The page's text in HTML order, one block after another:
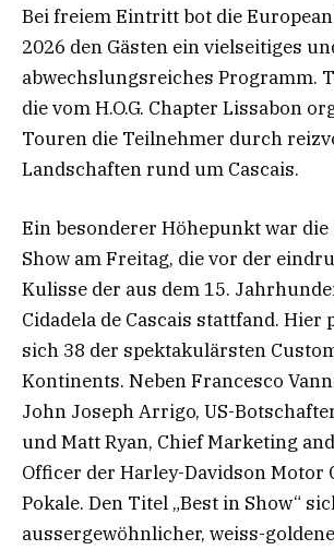
Bei freiem Eintritt bot die European
2026 den Gästen ein vielseitiges
abwechslungsreiches Programm.
die vom H.O.G. Chapter Lissabon
Touren die Teilnehmer durch
Landschaften rund um Cascais.
Ein besonderer Höhepunkt war die
Show am Freitag, die vor der
Kulisse der aus dem 15.
Cidadela de Cascais stattfand.
sich 38 der spektakulärsten
Kontinents. Neben Francesco
John Joseph Arrigo, US-
und Matt Ryan, Chief Marketing
Officer der Harley-Davidson Motor
Pokale. Den Titel „Best in Show“
aussergewöhnlicher, weiss-